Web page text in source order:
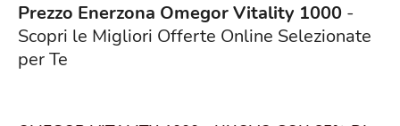
Prezzo Enerzona Omegor Vitality 1000 -
Scopri le Migliori Offerte Online Selezionate
per Te